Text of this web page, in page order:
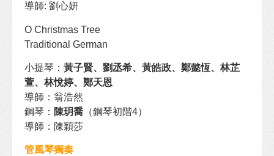
導師: 劉心妍
O Christmas Tree
Traditional German
小提琴： 黃子賢、劉丞希、黃皓政、鄭懿恆、 林芷
萱、林悅婷、鄭天恩
導師：翁浩然
鋼琴： 陳玥喬 （鋼琴初階4）
導師：陳穎莎
管風琴獨奏